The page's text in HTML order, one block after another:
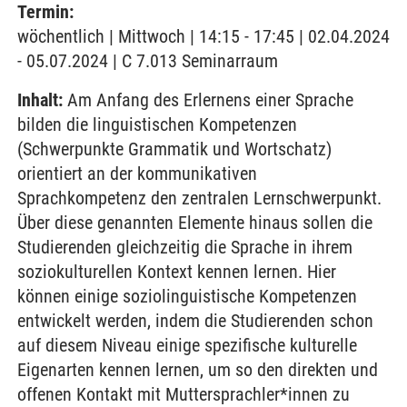
Termin:
wöchentlich | Mittwoch | 14:15 - 17:45 | 02.04.2024
- 05.07.2024 | C 7.013 Seminarraum
Inhalt: Am Anfang des Erlernens einer Sprache
bilden die linguistischen Kompetenzen
(Schwerpunkte Grammatik und Wortschatz)
orientiert an der kommunikativen
Sprachkompetenz den zentralen Lernschwerpunkt.
Über diese genannten Elemente hinaus sollen die
Studierenden gleichzeitig die Sprache in ihrem
soziokulturellen Kontext kennen lernen. Hier
können einige soziolinguistische Kompetenzen
entwickelt werden, indem die Studierenden schon
auf diesem Niveau einige spezifische kulturelle
Eigenarten kennen lernen, um so den direkten und
offenen Kontakt mit Muttersprachler*innen zu